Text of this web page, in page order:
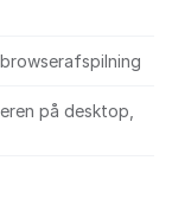
på desktop,